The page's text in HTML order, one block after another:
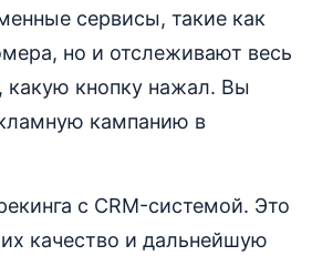
сервисы, такие как
но и отслеживают весь
какую кнопку нажал. Вы
кампанию в
с CRM-системой. Это
качество и дальнейшую